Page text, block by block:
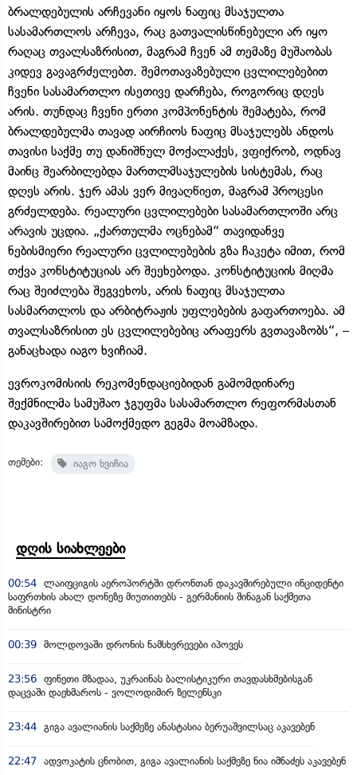
ბრალდებულის არჩევანი იყოს ნაფიც მსაჯულთა
სასამართლოს არჩევა, რაც გათვალისწინებული არ იყო
რაღაც თვალსაზრისით, მაგრამ ჩვენ ამ თემაზე მუშაობას
კიდევ გავაგრძელებთ. შემოთავაზებული ცვლილებებით
ჩვენი სასამართლო ისეთივე დარჩება, როგორიც დღეს
არის. თუნდაც ჩვენი ერთი კომპონენტის შემატება, რომ
ბრალდებულმა თავად აირჩიოს ნაფიც მსაჯულებს ანდოს
თავისი საქმე თუ დანიშნულ მოქალაქეს, ვფიქრობ, ოდნავ
მაინც შეარბილებდა მართლმსაჯულების სისტემას, რაც
დღეს არის. ჯერ ამას ვერ მივაღწიეთ, მაგრამ პროცესი
გრძელდება. რეალური ცვლილებები სასამართლოში არც
არავის უცდია. „ქართულმა ოცნებამ“ თავიდანვე
ნებისმიერი რეალური ცვლილებების გზა ჩაკეტა იმით, რომ
თქვა კონსტიტუციას არ შეეხებოდა. კონსტიტუციის მიღმა
რაც შეიძლება შეგვეხოს, არის ნაფიც მსაჯულთა
სასმართლოს და არბიტრაჟის უფლებების გაფართოება. ამ
თვალსაზრისით ეს ცვლილებებიც არაფერს გვთავაზობს“, –
განაცხადა იაგო ხვიჩიამ.
ევროკომისიის რეკომენდაციებიდან გამომდინარე
შექმნილმა სამუშაო ჯგუფმა სასამართლო რეფორმასთან
დაკავშირებით სამოქმედო გეგმა მოამზადა.
თემები: იაგო ხვიჩია
დღის სიახლეები
00:54 ლაიფციგის აეროპორტში დრონთან დაკავშირებული ინციდენტი
საფრთხის ახალ დონეზე მიუთითებს - გერმანიის შინაგან საქმეთა
მინისტრი
00:39 მოლდოვაში დრონის ნამსხვრევები იპოვეს
23:56 ფინეთი მზადაა, უკრაინას ბალისტიკური თავდასხმებისგან
დაცვაში დაეხმაროს - ვოლოდიმირ ზელენსკი
23:44 გიგა ავალიანის საქმეზე ანასტასია ბერუაშვილსაც აკავებენ
22:47 ადვოკატის ცნობით, გიგა ავალიანის საქმეზე ნია იმნაძეს აკავებენ